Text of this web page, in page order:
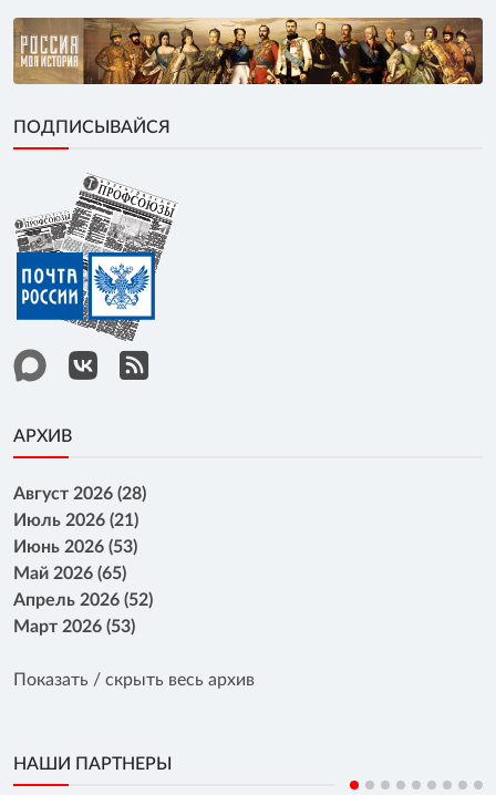
ПОДПИСЫВАЙСЯ
АРХИВ
Август 2026 (28)
Июль 2026 (21)
Июнь 2026 (53)
Май 2026 (65)
Апрель 2026 (52)
Март 2026 (53)
Показать / скрыть весь архив
НАШИ ПАРТНЕРЫ